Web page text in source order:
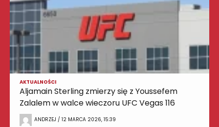
AKTUALNOŚCI
Aljamain Sterling zmierzy się z Youssefem
Zalalem w walce wieczoru UFC Vegas 116
ANDRZEJ / 12 MARCA 2026, 15:39